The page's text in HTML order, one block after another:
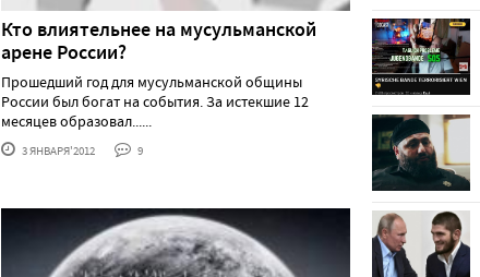
Кто влиятельнее на мусульманской
арене России?
Прошедший год для мусульманской общины
России был богат на события. За истекшие 12
месяцев образовал......
3 ЯНВАРЯ'2012 9